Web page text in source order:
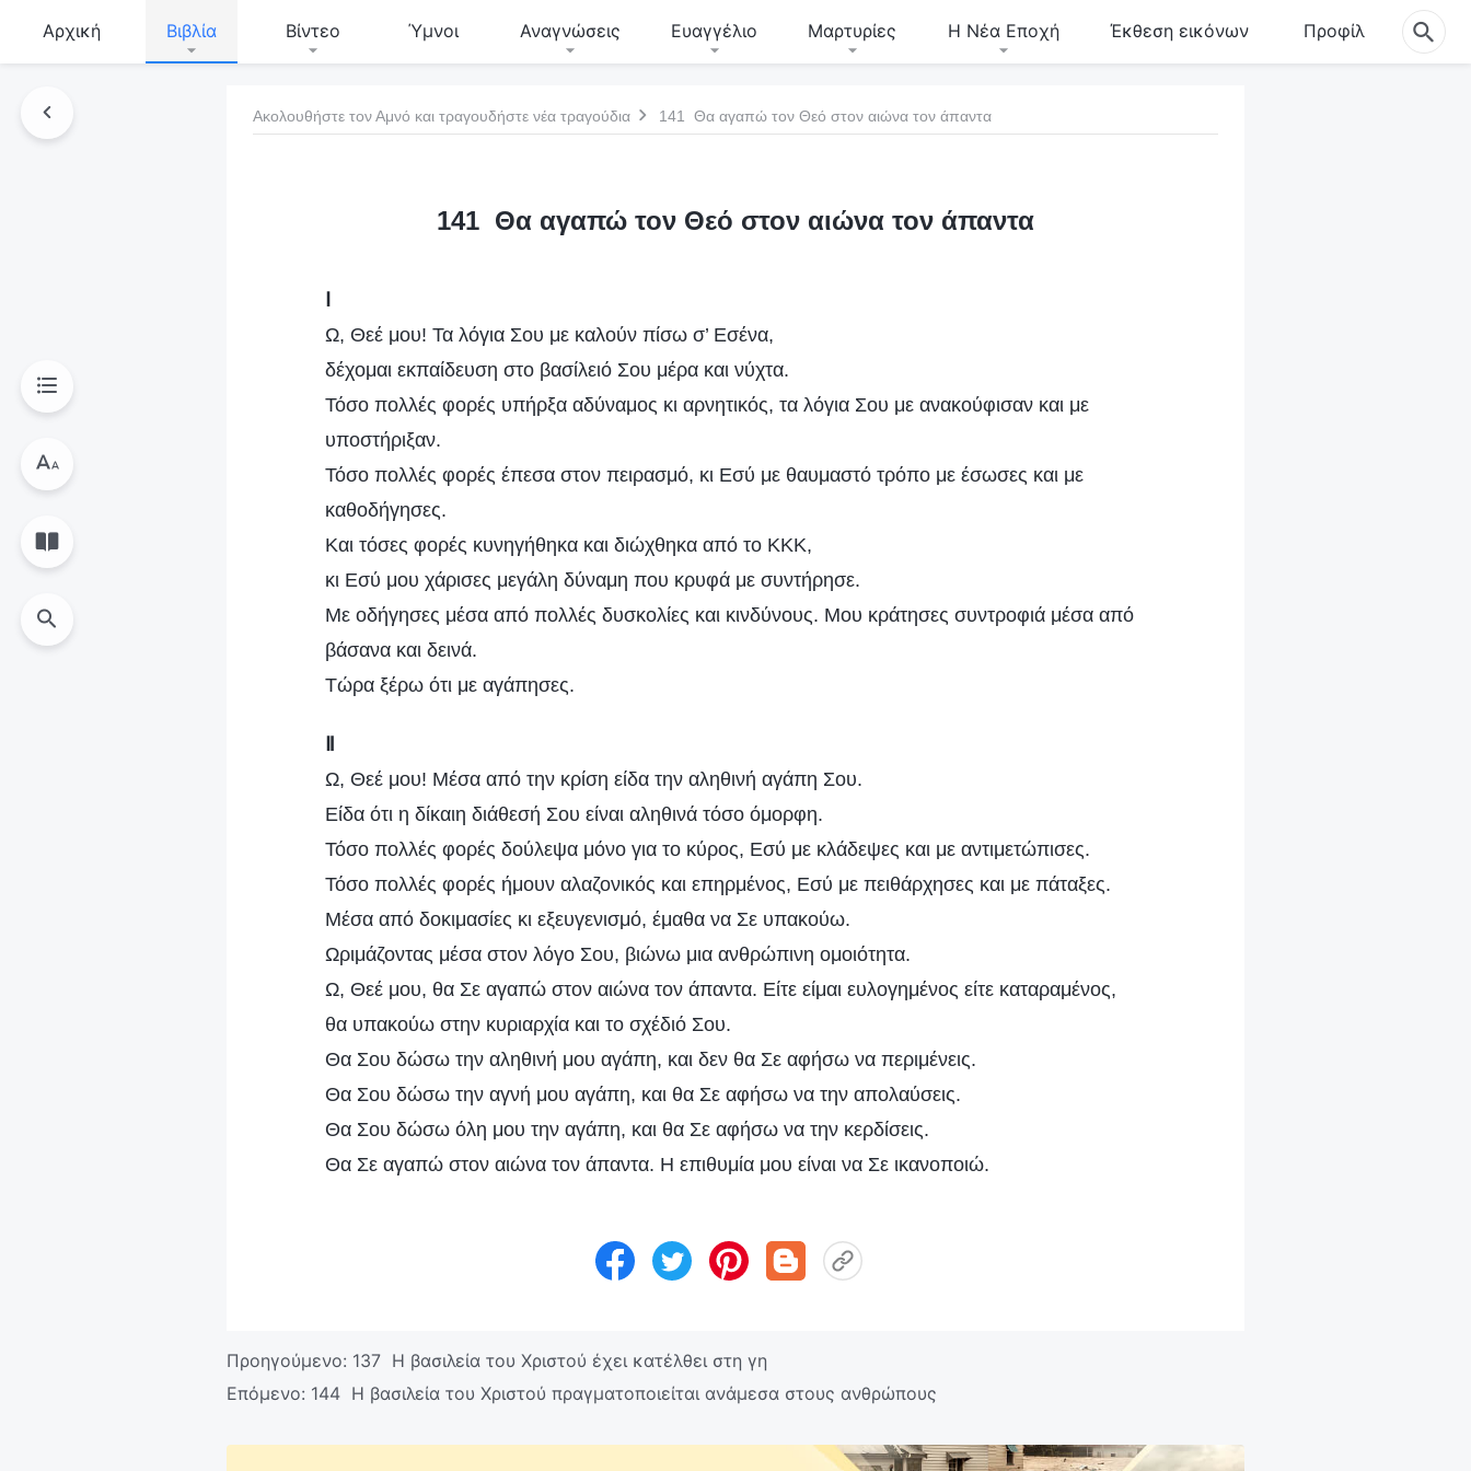
Αρχική Βιβλία Βίντεο Ύμνοι Αναγνώσεις Ευαγγέλιο Μαρτυρίες Η Νέα Εποχή Έκθεση εικόνων Προφίλ
Ακολουθήστε τον Αμνό και τραγουδήστε νέα τραγούδια 141 Θα αγαπώ τον Θεό στον αιώνα τον άπαντα
141 Θα αγαπώ τον Θεό στον αιώνα τον άπαντα
Ω, Θεέ μου! Τα λόγια Σου με καλούν πίσω σ’ Εσένα,
δέχομαι εκπαίδευση στο βασίλειό Σου μέρα και νύχτα.
Τόσο πολλές φορές υπήρξα αδύναμος κι αρνητικός, τα λόγια Σου με ανακούφισαν και με
υποστήριξαν.
Τόσο πολλές φορές έπεσα στον πειρασμό, κι Εσύ με θαυμαστό τρόπο με έσωσες και με
καθοδήγησες.
Και τόσες φορές κυνηγήθηκα και διώχθηκα από το ΚΚΚ,
κι Εσύ μου χάρισες μεγάλη δύναμη που κρυφά με συντήρησε.
Με οδήγησες μέσα από πολλές δυσκολίες και κινδύνους. Μου κράτησες συντροφιά μέσα από
βάσανα και δεινά.
Τώρα ξέρω ότι με αγάπησες.
Ω, Θεέ μου! Μέσα από την κρίση είδα την αληθινή αγάπη Σου.
Είδα ότι η δίκαιη διάθεσή Σου είναι αληθινά τόσο όμορφη.
Τόσο πολλές φορές δούλεψα μόνο για το κύρος, Εσύ με κλάδεψες και με αντιμετώπισες.
Τόσο πολλές φορές ήμουν αλαζονικός και επηρμένος, Εσύ με πειθάρχησες και με πάταξες.
Μέσα από δοκιμασίες κι εξευγενισμό, έμαθα να Σε υπακούω.
Ωριμάζοντας μέσα στον λόγο Σου, βιώνω μια ανθρώπινη ομοιότητα.
Ω, Θεέ μου, θα Σε αγαπώ στον αιώνα τον άπαντα. Είτε είμαι ευλογημένος είτε καταραμένος,
θα υπακούω στην κυριαρχία και το σχέδιό Σου.
Θα Σου δώσω την αληθινή μου αγάπη, και δεν θα Σε αφήσω να περιμένεις.
Θα Σου δώσω την αγνή μου αγάπη, και θα Σε αφήσω να την απολαύσεις.
Θα Σου δώσω όλη μου την αγάπη, και θα Σε αφήσω να την κερδίσεις.
Θα Σε αγαπώ στον αιώνα τον άπαντα. Η επιθυμία μου είναι να Σε ικανοποιώ.
Προηγούμενο: 137 Η βασιλεία του Χριστού έχει κατέλθει στη γη
Επόμενο: 144 Η βασιλεία του Χριστού πραγματοποιείται ανάμεσα στους ανθρώπους